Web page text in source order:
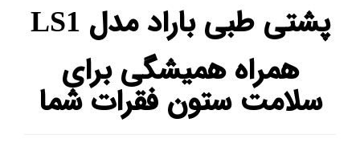
پشتی طبی باراد مدل LS1
همراه همیشگی برای
سلامت ستون فقرات شما